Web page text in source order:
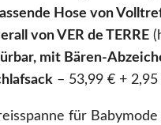
Hose von
von VER de TERRE
mit Bären-
– 53,99 € +
für